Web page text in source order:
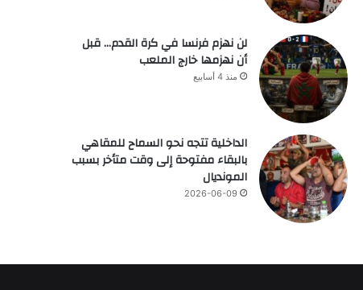
لن نهزم فرنسا في كرة القدم… قبل
أن نهزمها خارج الملعب
منذ 4 أسابيع
الداخلية تتجه نحو السماح للمقاهي
بالبقاء مفتوحة إلى وقت متأخر بسبب
المونديال
2026-06-09